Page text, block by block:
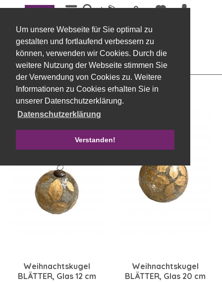
Um unsere Webseite für Sie optimal zu
gestalten und fortlaufend verbessern zu
können, verwenden wir Cookies. Durch die
weitere Nutzung der Webseite stimmen Sie
der Verwendung von Cookies zu. Weitere
Informationen zu Cookies erhalten Sie in
unserer Datenschutzerklärung.
Datenschutzerklärung
Verstanden!
Menü
Weihnachtskugeln, dekoriert
Filtern
Weihnachtskugel
BLÄTTER, Glas 12 cm
Weihnachtskugel
BLÄTTER, Glas 20 cm